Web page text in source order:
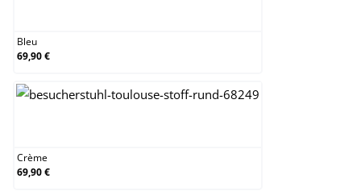
Bleu
69,90 €
Crème
69,90 €